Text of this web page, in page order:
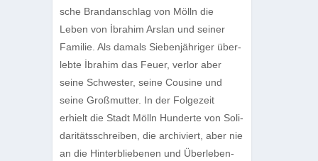
sche Brand­an­schlag von Mölln die
Leben von İbrahim Ars­lan und sei­ner
Fami­lie. Als damals Sie­ben­jäh­ri­ger über­
lebte İbrahim das Feuer, ver­lor aber
seine Schwes­ter, seine Cou­sine und
seine Groß­mutter. In der Fol­ge­zeit
erhielt die Stadt Mölln Hun­derte von Soli­
da­ri­täts­schrei­ben, die archi­viert, aber nie
an die Hin­ter­blie­be­nen und Über­le­ben­